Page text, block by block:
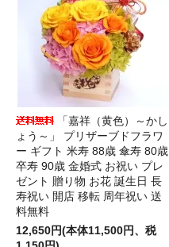
「嘉祥（黄色）～かし
ょう～」 プリザーブドフラワ
ー ギフト 米寿 88歳 傘寿 80歳
卒寿 90歳 金婚式 お祝い プレ
ゼント 贈り物 お花 誕生日 長
寿祝い 開店 移転 周年祝い 送
料無料
12,650円(本体11,500円、税